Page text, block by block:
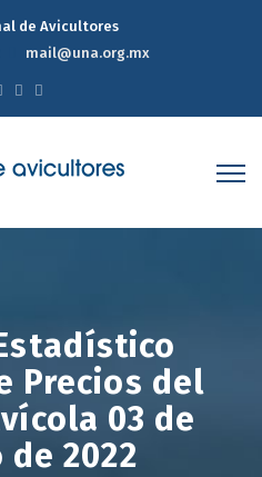
de Avicultores
mail@una.org.mx
Precios del
03 de
2022